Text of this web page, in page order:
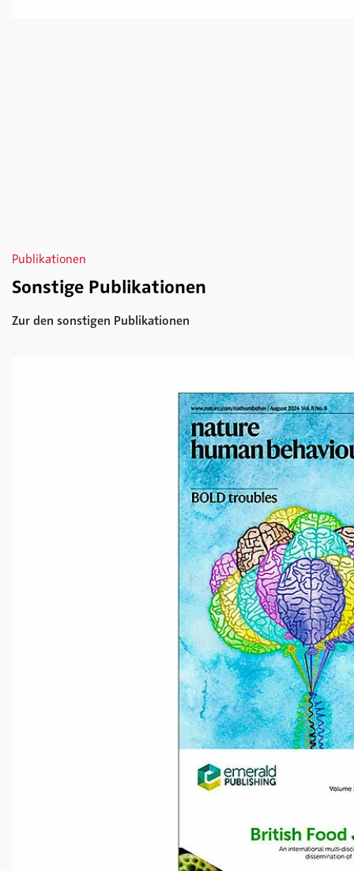
Publikationen
Sonstige Publikationen
Zur den sonstigen Publikationen